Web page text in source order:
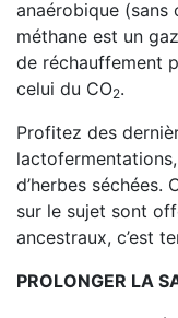
anaérobique (sans
méthane est un
de réchauffement
celui du CO2.
Profitez des
d’herbes séchées.
sur le sujet sont
ancestraux, c’est
PROLONGER LA